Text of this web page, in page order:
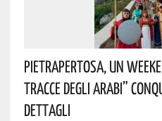
Pietrapertosa, Un
Tracce Degli Arabi”
Dettagli